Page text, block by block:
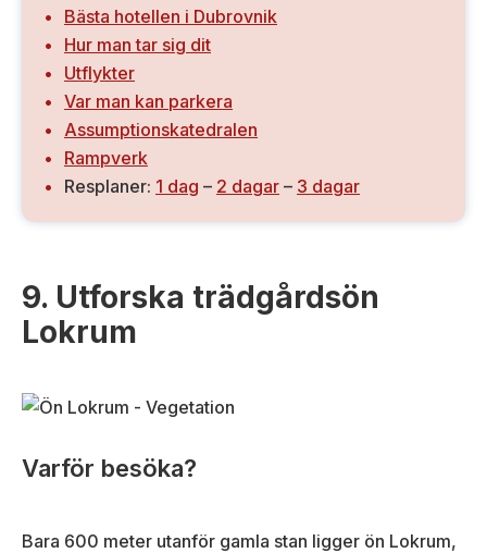
Bästa hotellen i Dubrovnik
Hur man tar sig dit
Utflykter
Var man kan parkera
Assumptionskatedralen
Rampverk
Resplaner: 1 dag – 2 dagar – 3 dagar
9. Utforska trädgårdsön
Lokrum
Varför besöka?
Bara 600 meter utanför gamla stan ligger ön Lokrum,